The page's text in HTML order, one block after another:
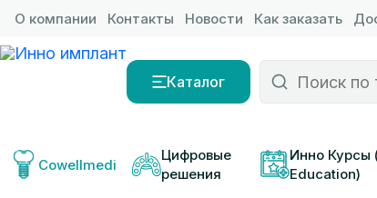
О компании Контакты Новости Как заказать
Каталог
Cowellmedi
Цифровые
решения
Инно Курсы
Education)